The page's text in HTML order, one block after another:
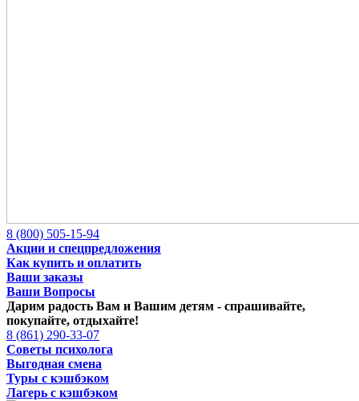
8 (800) 505-15-94
Акции и спецпредложения
Как купить и оплатить
Ваши заказы
Ваши Вопросы
Дарим радость Вам и Вашим детям - спрашивайте,
покупайте, отдыхайте!
8 (861) 290-33-07
Советы психолога
Выгодная смена
Туры с кэшбэком
Лагерь с кэшбэком